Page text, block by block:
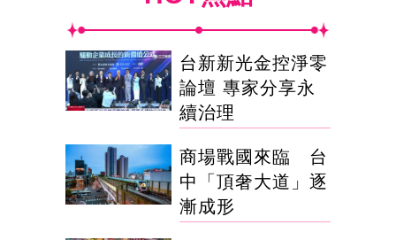
台新新光金控淨零
論壇 專家分享永
續治理
商場戰國來臨 台
中「頂奢大道」逐
漸成形